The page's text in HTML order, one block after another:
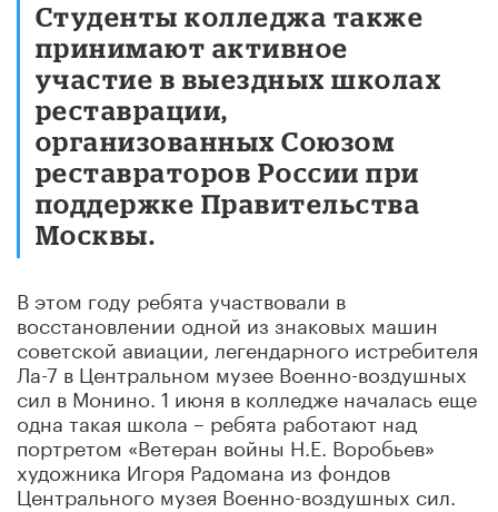
Студенты колледжа также
принимают активное
участие в выездных школах
реставрации,
организованных Союзом
реставраторов России при
поддержке Правительства
Москвы.
В этом году ребята участвовали в
восстановлении одной из знаковых машин
советской авиации, легендарного истребителя
Ла-7 в Центральном музее Военно-воздушных
сил в Монино. 1 июня в колледже началась еще
одна такая школа – ребята работают над
портретом «Ветеран войны Н.Е. Воробьев»
художника Игоря Радомана из фондов
Центрального музея Военно-воздушных сил.